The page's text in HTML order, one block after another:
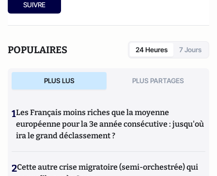
SUIVRE
POPULAIRES 24 Heures 7 Jours
PLUS LUS PLUS PARTAGES
1Les Français moins riches que la moyenne
européenne pour la 3e année consécutive : jusqu'où
ira le grand déclassement ?
2Cette autre crise migratoire (semi-orchestrée) qui